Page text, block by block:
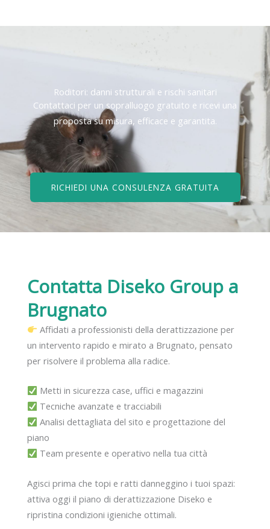
Roditori: danni strutturali e rischi sanitari
Contattaci per un sopralluogo gratuito e ricevi una
proposta su misura, efficace e garantita.
RICHIEDI UNA CONSULENZA GRATUITA
Contatta Diseko Group a
Brugnato
Affidati a professionisti della derattizzazione per
un intervento rapido e mirato a Brugnato, pensato
per risolvere il problema alla radice.
Metti in sicurezza case, uffici e magazzini
Tecniche avanzate e tracciabili
Analisi dettagliata del sito e progettazione del
piano
Team presente e operativo nella tua città
Agisci prima che topi e ratti danneggino i tuoi spazi:
attiva oggi il piano di derattizzazione Diseko e
ripristina condizioni igieniche ottimali.